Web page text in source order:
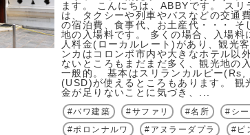
ます。 こんにちは、ABBYです。 スリ
は、タクシーや列車やバスなどの交通
の宿泊費、食事代、お土産代・・・ そ
地の入場料です。 多くの場合、入場料
人料金(ローカルレート)があり、観光
ンカはコロンボ市内や大きなホテル以
ないところもまだまだ多く、観光地の
一般的。 基本はスリランカルピー
(USD)が使えるところもあります。 観
金が足りないことに気づき、...
バワ建築 サファリ 名所 シ
ポロンナルワ
アヌラーダプラ ピ